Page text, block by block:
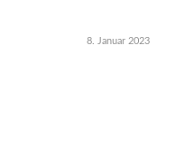
8. Januar 2023